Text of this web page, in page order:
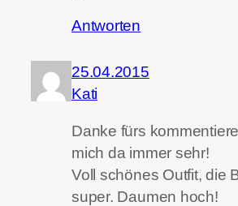
Antworten
25.04.2015
Kati
Danke fürs
mich da immer sehr!
Voll schönes Outfit, die
super. Daumen hoch!